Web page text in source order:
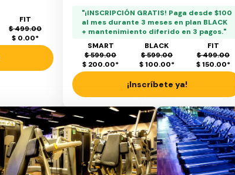
FIT
$ 499.00
$ 0.00*
"¡INSCRIPCIÓN GRATIS! Paga desde $100
al mes durante 3 meses en plan BLACK
+ mantenimiento diferido en 3 pagos."
SMART
$ 599.00
$ 200.00*
BLACK
$ 599.00
$ 100.00*
FIT
$ 499.00
$ 150.00*
¡Inscríbete ya!